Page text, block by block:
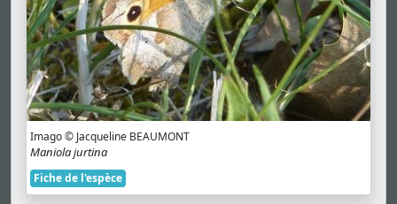
Imago © Jacqueline BEAUMONT
Maniola jurtina
Fiche de l'espèce